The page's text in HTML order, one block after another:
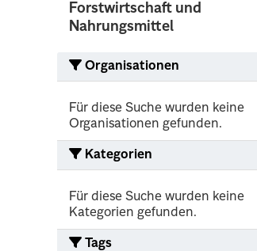
Forstwirtschaft und
Nahrungsmittel
Organisationen
Für diese Suche wurden keine
Organisationen gefunden.
Kategorien
Für diese Suche wurden keine
Kategorien gefunden.
Tags